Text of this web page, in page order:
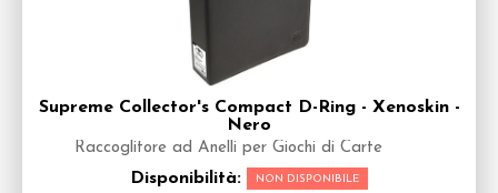
Supreme Collector's Compact D-Ring - Xenoskin -
Nero
Raccoglitore ad Anelli per Giochi di Carte
Disponibilità: NON DISPONIBILE